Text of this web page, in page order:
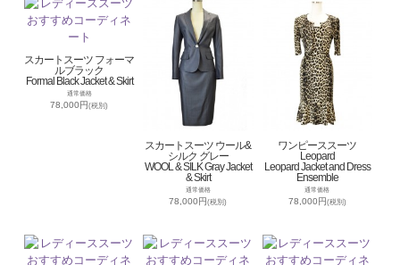
スカートスーツ フォーマ
ルブラック
Formal Black Jacket & Skirt
通常価格
78,000円(税別)
スカートスーツ ウール&
シルク グレー
WOOL & SILK Gray Jacket
& Skirt
通常価格
78,000円(税別)
ワンピーススーツ
Leopard
Leopard Jacket and Dress
Ensemble
通常価格
78,000円(税別)